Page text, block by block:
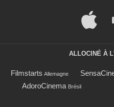
ALLOCINÉ À
Filmstarts Allemagne
AdoroCinema Brésil